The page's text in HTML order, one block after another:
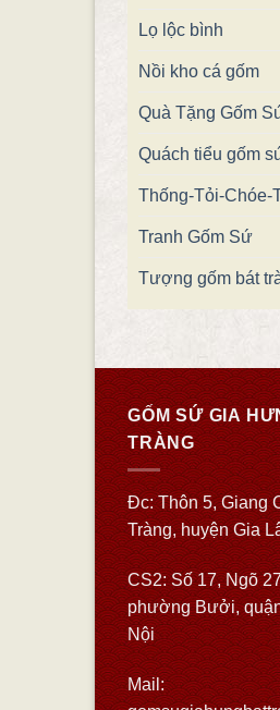
Lọ lộc bình
Nồi kho cá gốm
Quà Tặng Gốm
Quách tiểu gốm
Thống-Tỏi-Chóe-
Tranh Gốm Sứ
Tượng gốm bát
GỐM SỨ GIA
TRÀNG
Đc: Thôn 5, Giang
Tràng, huyện Gia
CS2: Số 17, Ngõ
phường Bưởi,
Nội
Mail: